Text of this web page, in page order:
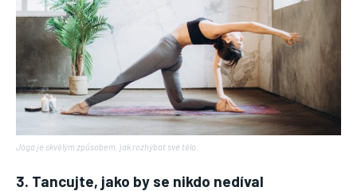
Jóga je skvělým způsobem, jak rozhýbat své tělo.
3. Tancujte, jako by se nikdo nedíval